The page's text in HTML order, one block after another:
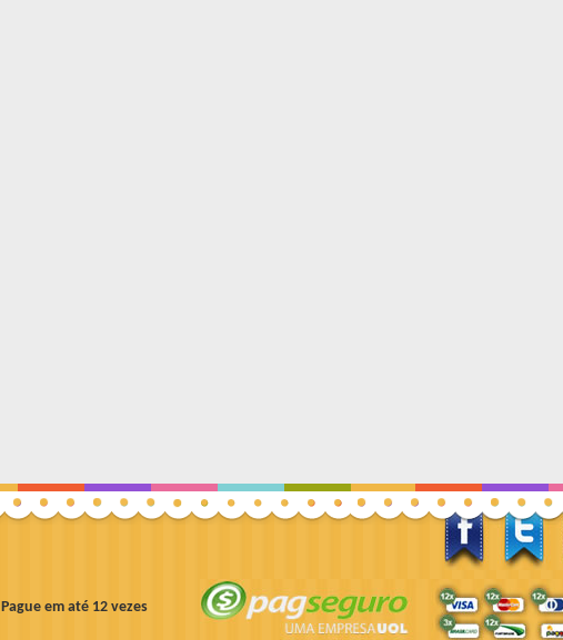
Pague em até 12 vezes